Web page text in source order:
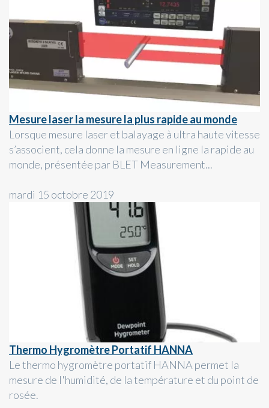
Mesure laser la mesure la plus rapide au monde
Lorsque mesure laser et balayage à ultra haute vitesse
s’associent, cela donne la mesure en ligne la rapide au
monde, présentée par BLET Measurement...
mardi 15 octobre 2019
Thermo Hygromètre Portatif HANNA
Le thermo hygromètre portatif HANNA permet la
mesure de l'humidité, de la température et du point de
rosée.